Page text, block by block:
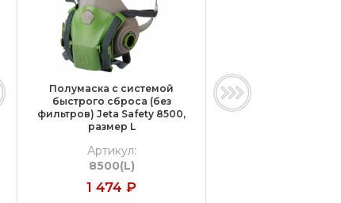
Полумаска с системой
быстрого сброса (без
фильтров) Jeta Safety 8500,
размер L
Артикул:
8500(L)
1 474 ₽
Газовая
фильтров) Jeta